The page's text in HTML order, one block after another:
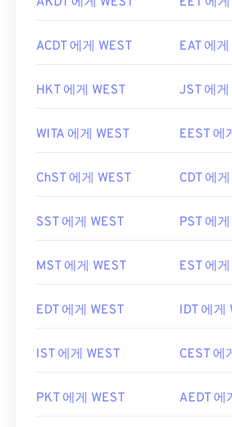
ACDT 에게 WEST EAT 에
HKT 에게 WEST JST 에게
WITA 에게 WEST EEST 에
ChST 에게 WEST CDT 에
SST 에게 WEST PST 에
MST 에게 WEST EST 에
EDT 에게 WEST IDT 에게
IST 에게 WEST CEST 에
PKT 에게 WEST AEDT 에